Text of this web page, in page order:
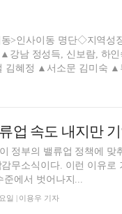
동>인사이동 명단◇지역
강남 정성득, 신보람,
김혜정 ▲서소문 김미숙 ▲
업 속도 내지만
정부의 밸류업 정책에 맞
무소식이다. 이런 이유
준에서 벗어나지...
일 | 이용우 기자